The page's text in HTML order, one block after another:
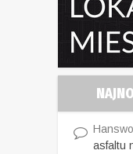
asfaltu